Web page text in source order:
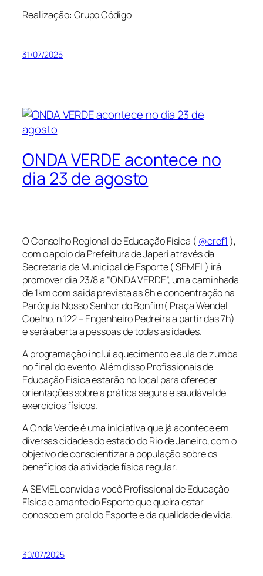
Realização: Grupo Código
31/07/2025
ONDA VERDE acontece no
dia 23 de agosto
O Conselho Regional de Educação Física ( @cref1 ),
com o apoio da Prefeitura de Japeri através da
Secretaria de Municipal de Esporte ( SEMEL) irá
promover dia 23/8 a “ONDA VERDE”, uma caminhada
de 1km com saida prevista as 8h e concentração na
Paróquia Nosso Senhor do Bonfim( Praça Wendel
Coelho, n.122 – Engenheiro Pedreira a partir das 7h)
e será aberta a pessoas de todas as idades.
A programação inclui aquecimento e aula de zumba
no final do evento. Além disso Profissionais de
Educação Física estarão no local para oferecer
orientações sobre a prática segura e saudável de
exercícios físicos.
A Onda Verde é uma iniciativa que já acontece em
diversas cidades do estado do Rio de Janeiro, com o
objetivo de conscientizar a população sobre os
benefícios da atividade física regular.
A SEMEL convida a você Profissional de Educação
Física e amante do Esporte que queira estar
conosco em prol do Esporte e da qualidade de vida.
30/07/2025